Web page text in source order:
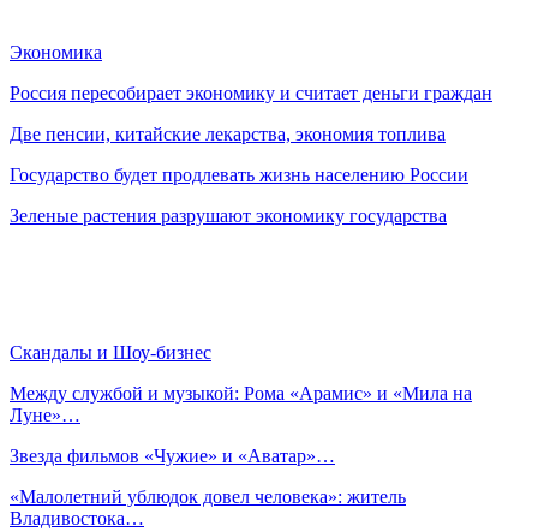
Экономика
Россия пересобирает экономику и считает деньги граждан
Две пенсии, китайские лекарства, экономия топлива
Государство будет продлевать жизнь населению России
Зеленые растения разрушают экономику государства
Скандалы и Шоу-бизнес
Между службой и музыкой: Рома «Арамис» и «Мила на
Луне»…
Звезда фильмов «Чужие» и «Аватар»…
«Малолетний ублюдок довел человека»: житель
Владивостока…